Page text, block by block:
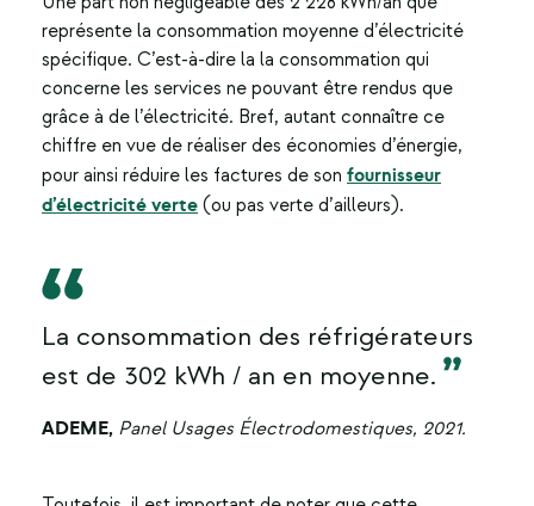
représente la consommation moyenne d’électricité
spécifique. C’est-à-dire la la consommation qui
concerne les services ne pouvant être rendus que
grâce à de l’électricité. Bref, autant connaître ce
chiffre en vue de réaliser des économies d’énergie,
pour ainsi réduire les factures de son fournisseur
d’électricité verte (ou pas verte d’ailleurs).
La consommation des réfrigérateurs
est de 302 kWh / an en moyenne.
ADEME, Panel Usages Électrodomestiques, 2021.